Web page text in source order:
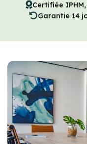
Certifiée IPHM,
Garantie 14